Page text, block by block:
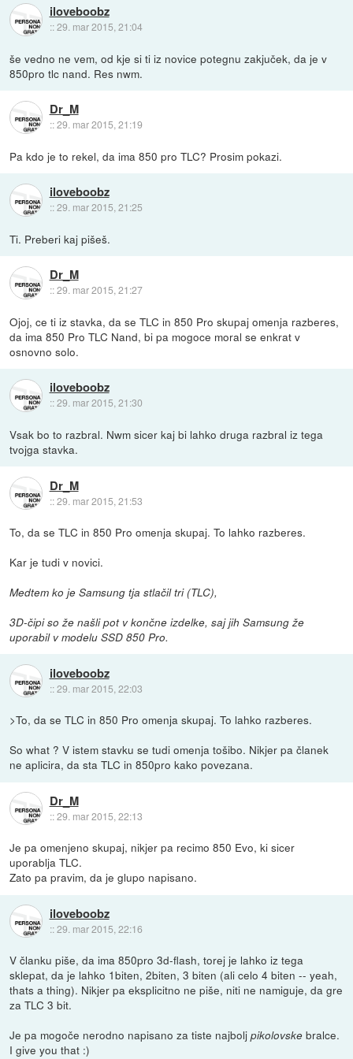
iloveboobz
::29. mar 2015, 21:04
še vedno ne vem, od kje si ti iz novice potegnu zakjuček, da je v
850pro tlc nand. Res nwm.
Dr_M
::29. mar 2015, 21:19
Pa kdo je to rekel, da ima 850 pro TLC? Prosim pokazi.
iloveboobz
::29. mar 2015, 21:25
Ti. Preberi kaj pišeš.
Dr_M
::29. mar 2015, 21:27
Ojoj, ce ti iz stavka, da se TLC in 850 Pro skupaj omenja razberes,
da ima 850 Pro TLC Nand, bi pa mogoce moral se enkrat v
osnovno solo.
iloveboobz
::29. mar 2015, 21:30
Vsak bo to razbral. Nwm sicer kaj bi lahko druga razbral iz tega
tvojga stavka.
Dr_M
::29. mar 2015, 21:53
To, da se TLC in 850 Pro omenja skupaj. To lahko razberes.
Kar je tudi v novici.
Medtem ko je Samsung tja stlačil tri (TLC),
3D-čipi so že našli pot v končne izdelke, saj jih Samsung že
uporabil v modelu SSD 850 Pro.
iloveboobz
::29. mar 2015, 22:03
>To, da se TLC in 850 Pro omenja skupaj. To lahko razberes.
So what ? V istem stavku se tudi omenja tošibo. Nikjer pa članek
ne aplicira, da sta TLC in 850pro kako povezana.
Dr_M
::29. mar 2015, 22:13
Je pa omenjeno skupaj, nikjer pa recimo 850 Evo, ki sicer
uporablja TLC.
Zato pa pravim, da je glupo napisano.
iloveboobz
::29. mar 2015, 22:16
V članku piše, da ima 850pro 3d-flash, torej je lahko iz tega
sklepat, da je lahko 1biten, 2biten, 3 biten (ali celo 4 biten -- yeah,
thats a thing). Nikjer pa eksplicitno ne piše, niti ne namiguje, da gre
za TLC 3 bit.
Je pa mogoče nerodno napisano za tiste najboljpikolovskebralce.
I give you that :)